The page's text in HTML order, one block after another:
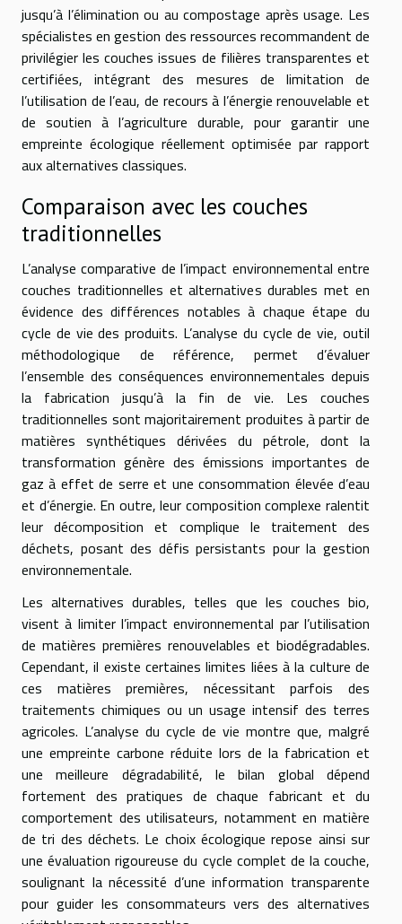
jusqu’à l’élimination ou au compostage après usage. Les
spécialistes en gestion des ressources recommandent de
privilégier les couches issues de filières transparentes et
certifiées, intégrant des mesures de limitation de
l’utilisation de l’eau, de recours à l’énergie renouvelable et
de soutien à l’agriculture durable, pour garantir une
empreinte écologique réellement optimisée par rapport
aux alternatives classiques.
Comparaison avec les couches
traditionnelles
L’analyse comparative de l’impact environnemental entre
couches traditionnelles et alternatives durables met en
évidence des différences notables à chaque étape du
cycle de vie des produits. L’analyse du cycle de vie, outil
méthodologique de référence, permet d’évaluer
l’ensemble des conséquences environnementales depuis
la fabrication jusqu’à la fin de vie. Les couches
traditionnelles sont majoritairement produites à partir de
matières synthétiques dérivées du pétrole, dont la
transformation génère des émissions importantes de
gaz à effet de serre et une consommation élevée d’eau
et d’énergie. En outre, leur composition complexe ralentit
leur décomposition et complique le traitement des
déchets, posant des défis persistants pour la gestion
environnementale.
Les alternatives durables, telles que les couches bio,
visent à limiter l’impact environnemental par l’utilisation
de matières premières renouvelables et biodégradables.
Cependant, il existe certaines limites liées à la culture de
ces matières premières, nécessitant parfois des
traitements chimiques ou un usage intensif des terres
agricoles. L’analyse du cycle de vie montre que, malgré
une empreinte carbone réduite lors de la fabrication et
une meilleure dégradabilité, le bilan global dépend
fortement des pratiques de chaque fabricant et du
comportement des utilisateurs, notamment en matière
de tri des déchets. Le choix écologique repose ainsi sur
une évaluation rigoureuse du cycle complet de la couche,
soulignant la nécessité d’une information transparente
pour guider les consommateurs vers des alternatives